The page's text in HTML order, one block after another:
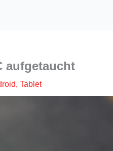
aufgetaucht
, Tablet